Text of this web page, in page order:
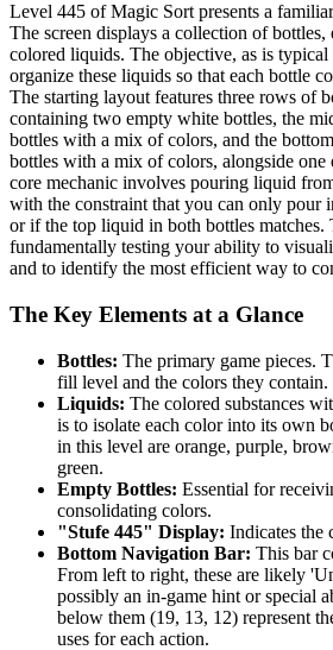
Level 445 of Magic Sort presents a
The screen displays a collection of
colored liquids. The objective, as is
organize these liquids so that each bottle
The starting layout features three rows of
containing two empty white bottles, the
bottles with a mix of colors, and the
bottles with a mix of colors, alongside
core mechanic involves pouring liquid
with the constraint that you can only pour
or if the top liquid in both bottles matches.
fundamentally testing your ability to
and to identify the most efficient way to
The Key Elements at a Glance
Bottles: The primary game pieces.
fill level and the colors they contain.
Liquids: The colored substances
is to isolate each color into its own
in this level are orange, purple,
green.
Empty Bottles: Essential for
consolidating colors.
"Stufe 445" Display: Indicates the
Bottom Navigation Bar: This bar
From left to right, these are likely
possibly an in-game hint or special
below them (19, 13, 12) represent
uses for each action.